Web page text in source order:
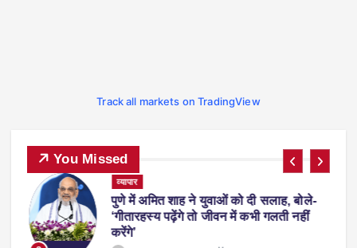
Track all markets on TradingView
You Missed
ट्रेंडिंग
फीफा वर्ल्ड कप 2026 से लौटते समय एरलिंग
हालैंड अपने साथ ले आए ‘व्हिस्की रैकून’, वजह
जानकर रह जाएंगे हैरान